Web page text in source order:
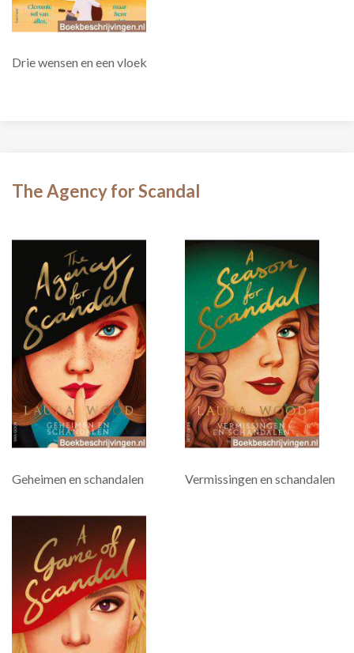
Drie wensen en een vloek
The Agency for Scandal
Geheimen en schandalen Vermissingen en schandalen